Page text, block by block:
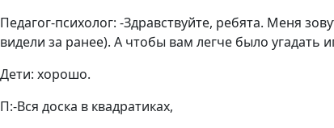
Педагог-психолог: -Здравствуйте, ребята. Меня
видели за ранее). А чтобы вам легче было угадать
Дети: хорошо.
П:-Вся доска в квадратиках,